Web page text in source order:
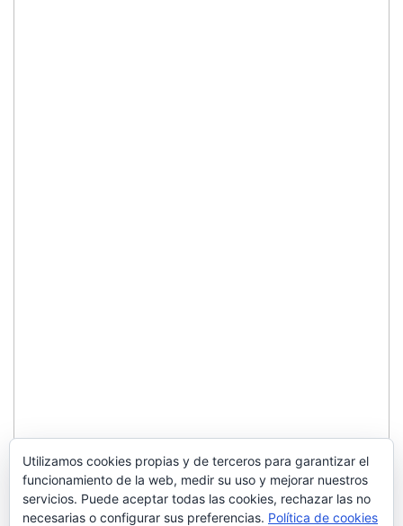
Utilizamos cookies propias y de terceros para garantizar el
funcionamiento de la web, medir su uso y mejorar nuestros
servicios. Puede aceptar todas las cookies, rechazar las no
necesarias o configurar sus preferencias. Política de cookies